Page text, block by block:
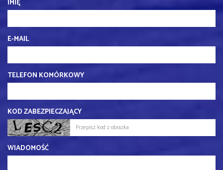
IMIĘ
E-MAIL
TELEFON KOMÓRKOWY
KOD ZABEZPIECZAJĄCY
WIADOMOŚĆ